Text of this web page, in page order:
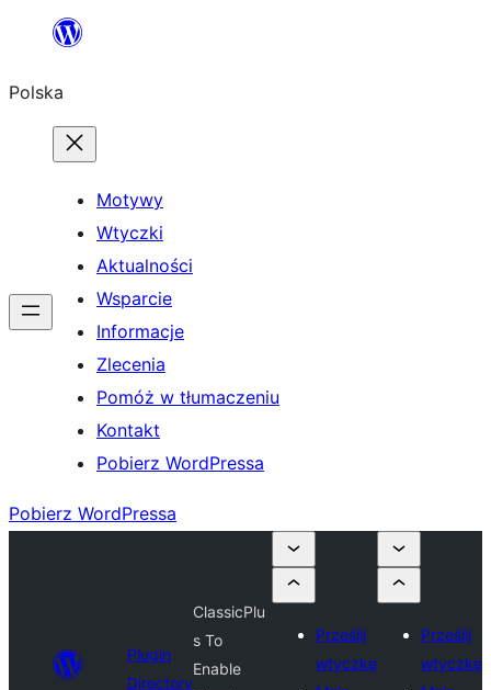
Przejdź
treści
Polska
Motywy
Wtyczki
Aktualności
Wsparcie
Informacje
Zlecenia
Pomóż w tłumaczeniu
Kontakt
Pobierz WordPressa
Pobierz WordPressa
Plugin
Directory
ClassicPlu
s To
Enable
Prześlij
wtyczkę
Prześlij
wtyczkę